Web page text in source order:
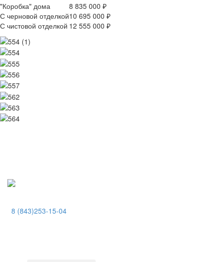
"Коробка" дома
8 835 000 ₽
С черновой отделкой10 695 000 ₽
С чистовой отделкой 12 555 000 ₽
8 (843)253-15-04